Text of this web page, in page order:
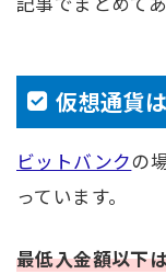
仮想通貨
ビットバンクの
っています。
最低入金額以下